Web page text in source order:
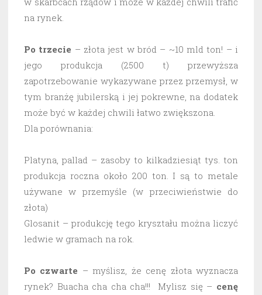
na rynek.
Po trzecie – złota jest w bród – ~10 mld ton! – i
jego produkcja (2500 t) przewyższa
zapotrzebowanie wykazywane przez przemysł, w
tym branżę jubilerską i jej pokrewne, na dodatek
może być w każdej chwili łatwo zwiększona.
Dla porównania:
Platyna, pallad – zasoby to kilkadziesiąt tys. ton
produkcja roczna około 200 ton. I są to metale
używane w przemyśle (w przeciwieństwie do
złota)
Glosanit – produkcję tego kryształu można liczyć
ledwie w gramach na rok.
Po czwarte – myślisz, że cenę złota wyznacza
rynek? Buacha cha cha cha!!! Mylisz się – cenę